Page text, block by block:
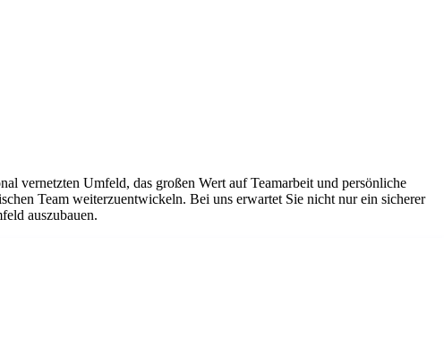
vernetzten Umfeld, das großen Wert auf Teamarbeit und persönliche
Team weiterzuentwickeln. Bei uns erwartet Sie nicht nur ein sicherer
auszubauen.